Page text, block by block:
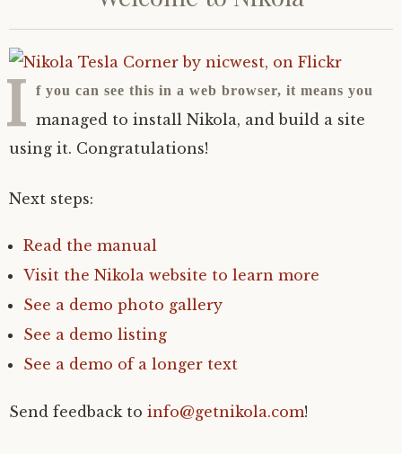
I f you can see this in a web browser, it means you
managed to install Nikola, and build a site
using it. Congratulations!
Next steps:
Read the manual
Visit the Nikola website to learn more
See a demo photo gallery
See a demo listing
See a demo of a longer text
Send feedback to info@getnikola.com!